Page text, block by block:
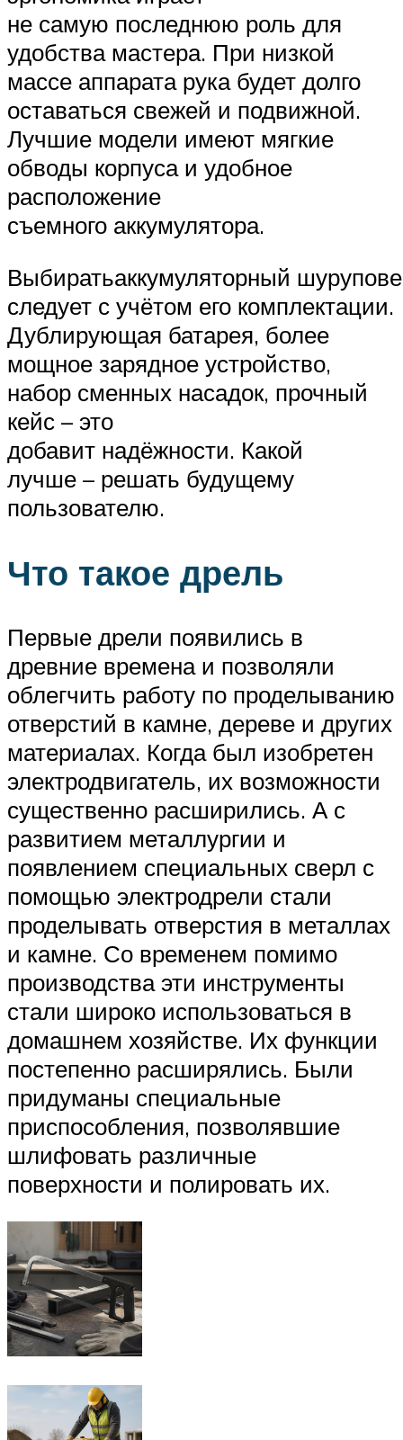
не самую последнюю роль для
удобства мастера. При низкой
массе аппарата рука будет долго
оставаться свежей и подвижной.
Лучшие модели имеют мягкие
обводы корпуса и удобное
расположение
съемного аккумулятора.
Выбиратьаккумуляторный
следует с учётом его комплектации.
Дублирующая батарея, более
мощное зарядное устройство,
набор сменных насадок, прочный
кейс – это
добавит надёжности. Какой
лучше – решать будущему
пользователю.
Что такое дрель
Первые дрели появились в
древние времена и позволяли
облегчить работу по проделыванию
отверстий в камне, дереве и других
материалах. Когда был изобретен
электродвигатель, их возможности
существенно расширились. А с
развитием металлургии и
появлением специальных сверл с
помощью электродрели стали
проделывать отверстия в металлах
и камне. Со временем помимо
производства эти инструменты
стали широко использоваться в
домашнем хозяйстве. Их функции
постепенно расширялись. Были
придуманы специальные
приспособления, позволявшие
шлифовать различные
поверхности и полировать их.